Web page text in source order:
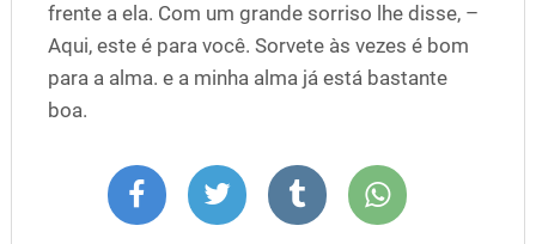
frente a ela. Com um grande sorriso lhe disse, –
Aqui, este é para você. Sorvete às vezes é bom
para a alma. e a minha alma já está bastante
boa.